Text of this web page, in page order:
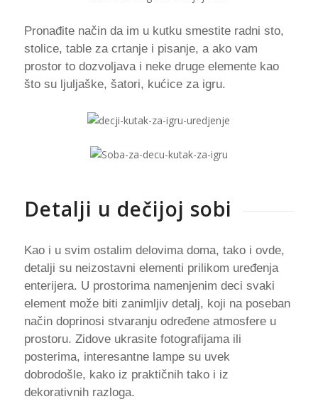
Pronađite način da im u kutku smestite radni sto,
stolice, table za crtanje i pisanje, a ako vam
prostor to dozvoljava i neke druge elemente kao
što su ljuljaške, šatori, kućice za igru.
Detalji u dečijoj sobi
Kao i u svim ostalim delovima doma, tako i ovde,
detalji su neizostavni elementi prilikom uređenja
enterijera. U prostorima namenjenim deci svaki
element može biti zanimljiv detalj, koji na poseban
način doprinosi stvaranju određene atmosfere u
prostoru. Zidove ukrasite fotografijama ili
posterima, interesantne lampe su uvek
dobrodošle, kako iz praktičnih tako i iz
dekorativnih razloga.